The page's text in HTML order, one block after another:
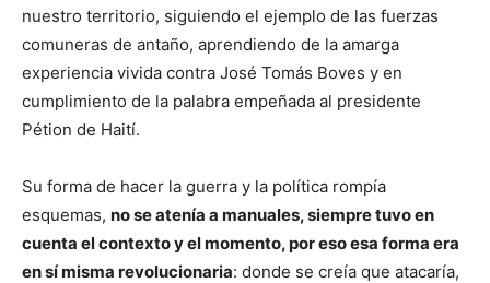
nuestro territorio, siguiendo el ejemplo de las fuerzas
comuneras de antaño, aprendiendo de la amarga
experiencia vivida contra José Tomás Boves y en
cumplimiento de la palabra empeñada al presidente
Pétion de Haití.
Su forma de hacer la guerra y la política rompía
esquemas, no se atenía a manuales, siempre tuvo en
cuenta el contexto y el momento, por eso esa forma era
en sí misma revolucionaria: donde se creía que atacaría,